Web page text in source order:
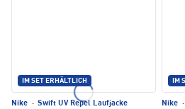
IM SET ERHÄLTLICH
Nike · Swift UV Repel Laufjacke
IM
Nike ·